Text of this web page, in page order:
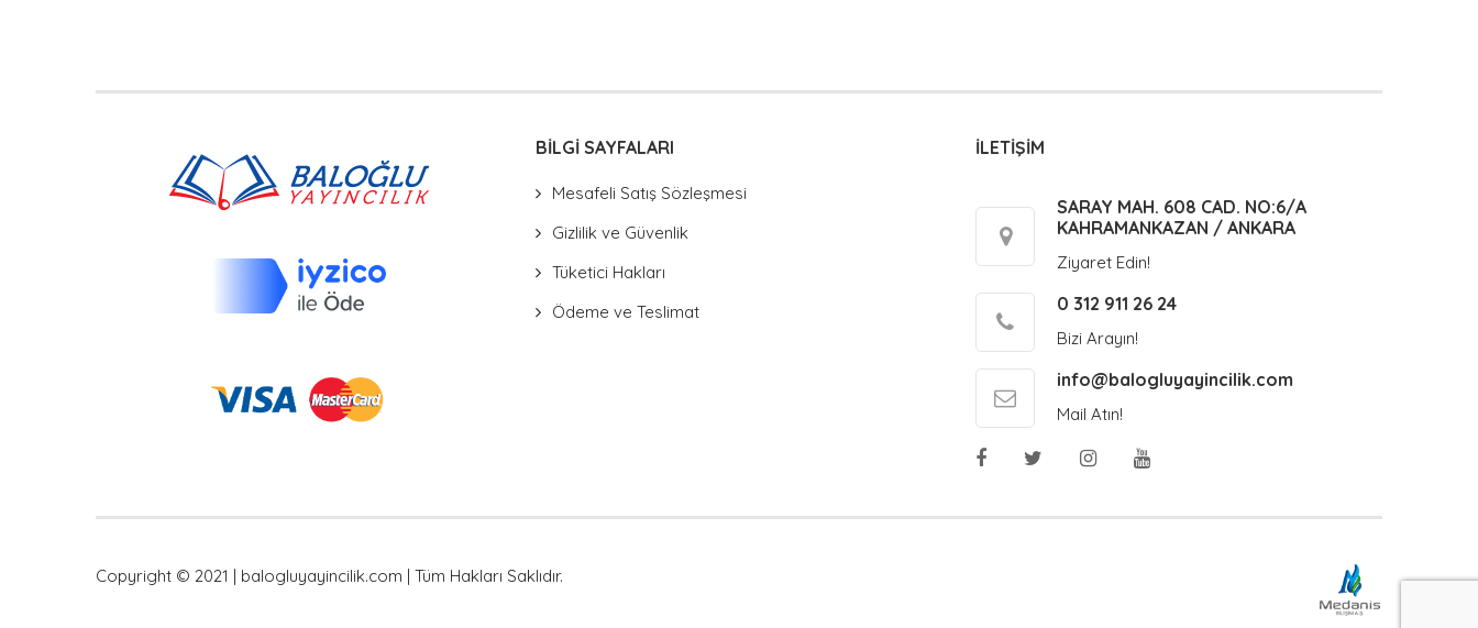
BİLGİ SAYFALARI
Mesafeli Satış Sözleşmesi
Gizlilik ve Güvenlik
Tüketici Hakları
Ödeme ve Teslimat
İLETİŞİM
SARAY MAH. 608 CAD. NO:6/A
KAHRAMANKAZAN / ANKARA
Ziyaret Edin!
0 312 911 26 24
Bizi Arayın!
info@balogluyayincilik.com
Mail Atın!
Copyright © 2021 | balogluyayincilik.com | Tüm Hakları Saklıdır.